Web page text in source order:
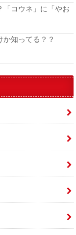
「コウネ」に「やお
知ってる？？